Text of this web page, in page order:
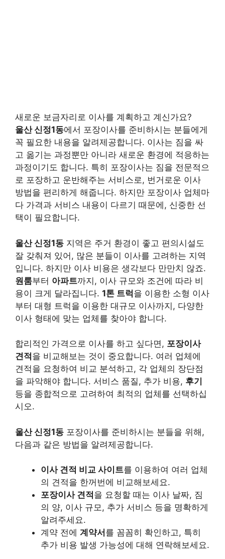
새로운 보금자리로 이사를 계획하고 계신가요?
울산 신정1동에서 포장이사를 준비하시는 분들에게
꼭 필요한 내용을 알려제공합니다. 이사는 짐을 싸
고 옮기는 과정뿐만 아니라 새로운 환경에 적응하는
과정이기도 합니다. 특히 포장이사는 짐을 전문적으
로 포장하고 운반해주는 서비스로, 번거로운 이사
방법을 편리하게 해줍니다. 하지만 포장이사 업체마
다 가격과 서비스 내용이 다르기 때문에, 신중한 선
택이 필요합니다.
울산 신정1동 지역은 주거 환경이 좋고 편의시설도
잘 갖춰져 있어, 많은 분들이 이사를 고려하는 지역
입니다. 하지만 이사 비용은 생각보다 만만치 않죠.
원룸부터 아파트까지, 이사 규모와 조건에 따라 비
용이 크게 달라집니다. 1톤 트럭을 이용한 소형 이사
부터 대형 트럭을 이용한 대규모 이사까지, 다양한
이사 형태에 맞는 업체를 찾아야 합니다.
합리적인 가격으로 이사를 하고 싶다면, 포장이사
견적 을 비교해보는 것이 중요합니다. 여러 업체에
견적을 요청하여 비교 분석하고, 각 업체의 장단점
을 파악해야 합니다. 서비스 품질, 추가 비용, 후기
등을 종합적으로 고려하여 최적의 업체를 선택하십
시오.
울산 신정1동 포장이사를 준비하시는 분들을 위해,
다음과 같은 방법을 알려제공합니다.
이사 견적 비교 사이트를 이용하여 여러 업체
의 견적을 한꺼번에 비교해보세요.
포장이사 견적 을 요청할 때는 이사 날짜, 짐
의 양, 이사 규모, 추가 서비스 등을 명확하게
알려주세요.
계약 전에 계약서 를 꼼꼼히 확인하고, 특히
추가 비용 발생 가능성에 대해 연락해보세요.